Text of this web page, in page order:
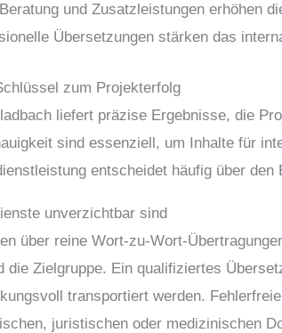
und Zusatzleistungen erhöhen
Übersetzungen stärken das
zum Projekterfolg
liefert präzise Ergebnisse, die
sind essenziell, um Inhalte für
entscheidet häufig über den
unverzichtbar sind
über reine Wort-zu-Wort-
die Zielgruppe. Ein qualifiziertes
transportiert werden.
juristischen oder medizinischen